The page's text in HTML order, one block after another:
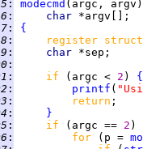
:
modecmd
: char
:
{
:
register
: char
:
: if (argc < 2 ) {
: printf (
: return
:
}
: if (argc == 2 )
: for (p =